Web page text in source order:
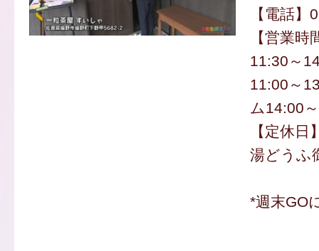
【電話
【営業
11:30～
11:00～
ム14:00
【定休日
湯どうふ
*週末GO